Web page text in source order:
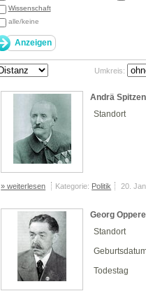
Wissenschaft
alle/keine
Umkreis:
Andrä
Standort
» weiterlesen Kategorie: Politik 20.
Georg
Standort
Todestag